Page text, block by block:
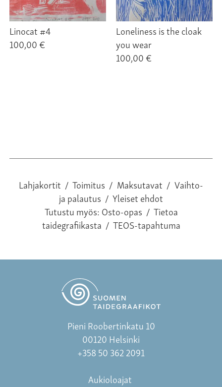
Linocat #4
100,00 €
Loneliness is the cloak
you wear
100,00 €
Lahjakortit / Toimitus / Maksutavat / Vaihto-
ja palautus / Yleiset ehdot
Tutustu myös:Osto-opas / Tietoa
taidegrafiikasta / TEOS-tapahtuma
Pieni Roobertinkatu 10
00120 Helsinki
+358 50 362 2091
Aukioloajat